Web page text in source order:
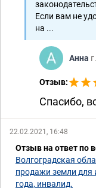
Если вам не
на ...
Анна
Отзыв:
Спасибо,
22.02.2021, 16:48
Отзыв на ответ по
Волгоградская
продажи земли для
года, инвалид.